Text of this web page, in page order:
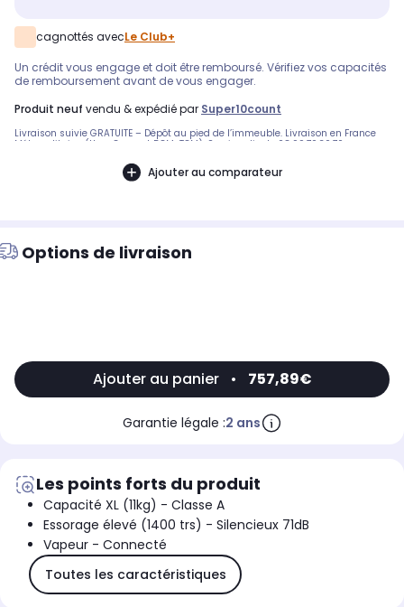
cagnottés avecLe Club+
Un crédit vous engage et doit être remboursé. Vérifiez vos capacités
de remboursement avant de vous engager.
produit neuf vendu & expédié par Super10count
Livraison suivie GRATUITE – Dépôt au pied de l’immeuble. Livraison en France
Métropolitaine (Hors Corse et DOM-TOM). Service client : 08.99.70.30.70
Ajouter au comparateur
Options de livraison
Ajouter au panier • 757,89€
Garantie légale :2 ans
Les points forts du produit
Capacité XL (11kg) - Classe A
Essorage élevé (1400 trs) - Silencieux 71dB
Vapeur - Connecté
Toutes les caractéristiques